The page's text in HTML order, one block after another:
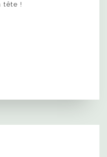
tête !